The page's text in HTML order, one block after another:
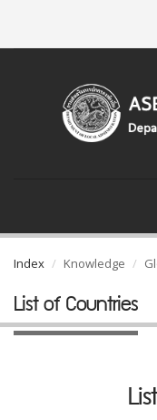
Index Knowledge
List of Countries